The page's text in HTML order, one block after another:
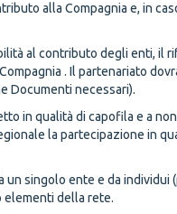
alla Compagnia e, in
al contributo degli enti, il
. Il partenariato
Documenti necessari).
in qualità di capofila e a
la partecipazione in
singolo ente e da
elementi della rete.